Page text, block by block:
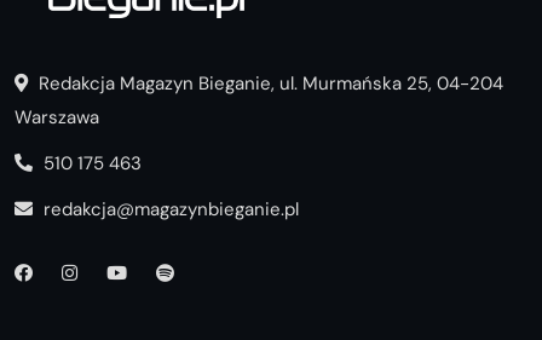
Redakcja Magazyn Bieganie, ul. Murmańska 25, 04-204
Warszawa
510 175 463
redakcja@magazynbieganie.pl